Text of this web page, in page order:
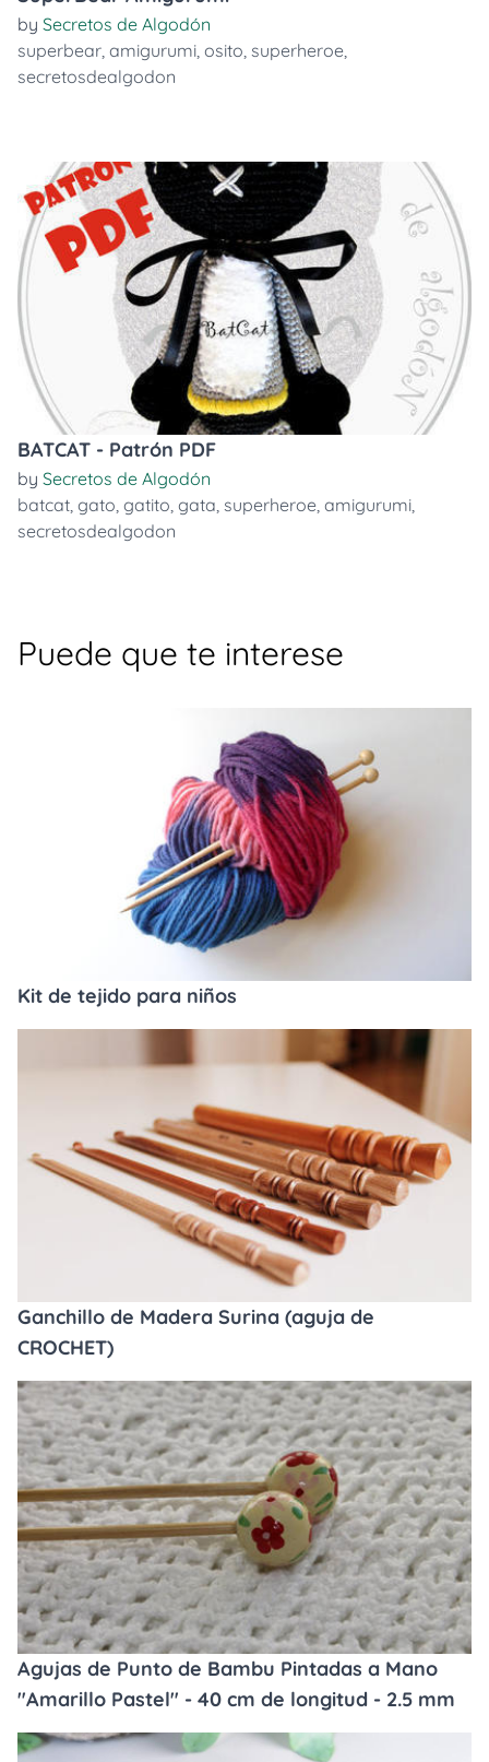
by Secretos de Algodón
superbear, amigurumi, osito, superheroe,
secretosdealgodon
BATCAT - Patrón PDF
by Secretos de Algodón
batcat, gato, gatito, gata, superheroe, amigurumi,
secretosdealgodon
Puede que te interese
Kit de tejido para niños
Ganchillo de Madera Surina (aguja de
CROCHET)
Agujas de Punto de Bambu Pintadas a Mano
"Amarillo Pastel" - 40 cm de longitud - 2.5 mm